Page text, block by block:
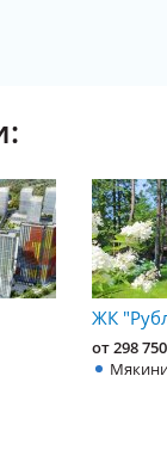
ЖК
от 298